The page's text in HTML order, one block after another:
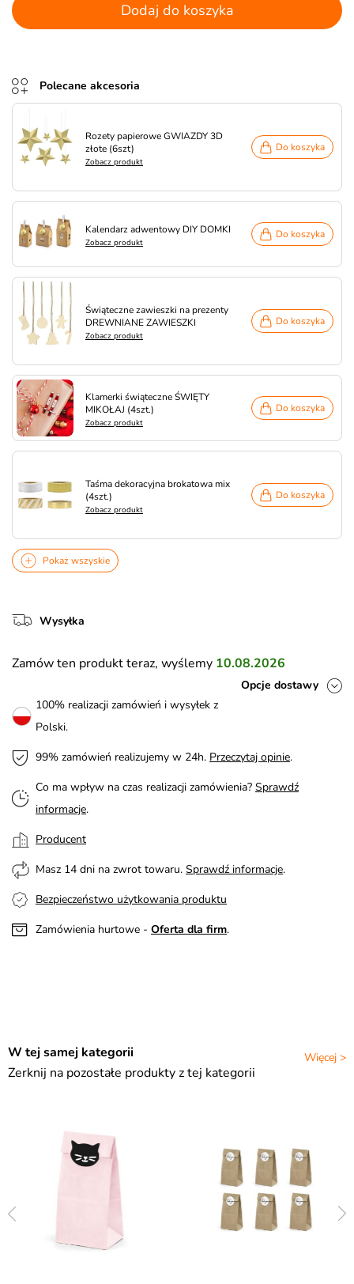
Dodaj do koszyka
Polecane akcesoria
Rozety papierowe GWIAZDY 3D
złote (6szt)
Zobacz produkt
Do koszyka
Kalendarz adwentowy DIY DOMKI
Zobacz produkt
Do koszyka
Świąteczne zawieszki na prezenty
DREWNIANE ZAWIESZKI
Zobacz produkt
Do koszyka
Klamerki świąteczne ŚWIĘTY
MIKOŁAJ (4szt.)
Zobacz produkt
Do koszyka
Taśma dekoracyjna brokatowa mix
(4szt.)
Zobacz produkt
Do koszyka
Pokaż wszyskie
Wysyłka
Zamów ten produkt teraz, wyślemy 10.08.2026
Opcje dostawy
100% realizacji zamówień i wysyłek z
Polski.
99% zamówień realizujemy w 24h. Przeczytaj opinie.
Co ma wpływ na czas realizacji zamówienia? Sprawdź
informacje.
Producent
Masz 14 dni na zwrot towaru. Sprawdź informacje.
Bezpieczeństwo użytkowania produktu
Zamówienia hurtowe - Oferta dla firm.
Więcej >
W tej samej kategorii
Zerknij na pozostałe produkty z tej kategorii